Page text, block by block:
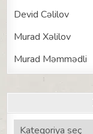
Devid Cəlilov
Murad Xəlilov
Murad Məmmədli
Kateqoriyalar